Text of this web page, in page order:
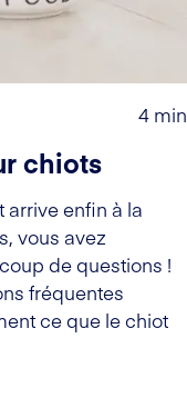
4 min
chiots
arrive enfin à la
vous avez
de questions !
fréquentes
ce que le chiot